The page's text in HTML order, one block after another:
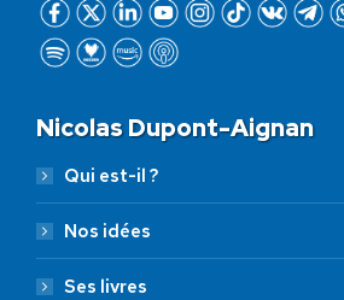
Nicolas Dupont-Aignan
Qui est-il ?
Nos idées
Ses livres